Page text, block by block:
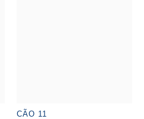
CÃO 11